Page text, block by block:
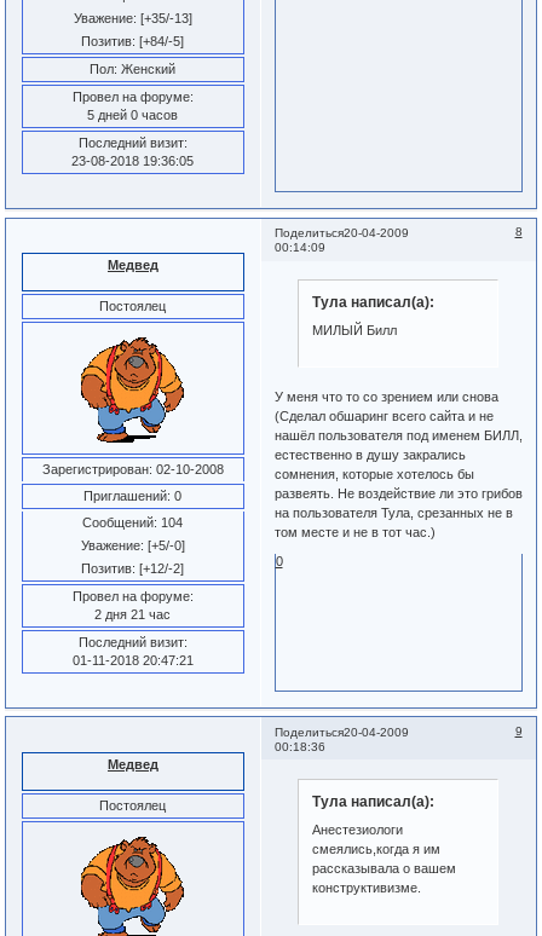
Уважение: [+35/-13]
Позитив: [+84/-5]
Пол: Женский
Провел на форуме:
5 дней 0 часов
Последний визит:
23-08-2018 19:36:05
Поделиться 8
20-04-2009
00:14:09
Медвед
Постоялец
Зарегистрирован: 02-10-2008
Приглашений: 0
Сообщений: 104
Уважение: [+5/-0]
Позитив: [+12/-2]
Провел на форуме:
2 дня 21 час
Последний визит:
01-11-2018 20:47:21
Тула написал(а):
МИЛЫЙ Билл
У меня что то со зрением или снова
(Сделал обшаринг всего сайта и не
нашёл пользователя под именем БИЛЛ,
естественно в душу закрались
сомнения, которые хотелось бы
развеять. Не воздействие ли это грибов
на пользователя Тула, срезанных не в
том месте и не в тот час.)
0
Поделиться 9
20-04-2009
00:18:36
Медвед
Постоялец Тула написал(а):
Анестезиологи
смеялись,когда я им
рассказывала о вашем
конструктивизме.